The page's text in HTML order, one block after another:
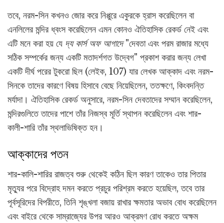
তবে, নরম-সিন কখনও জোর করে নিপ্পুরে একুরকে হ্রাস করেছিলেন বা
এনলিলের মন্দির ধ্বংস করেছিলেন এমন কোনও ঐতিহাসিক রেকর্ড নেই এবং
এটি মনে করা হয় যে দ্য কার্স অফ আগাদে"দেবতা এবং পরম রাজার মধ্যে
সঠিক সম্পর্কের জন্য একটি মতাদর্শগত উদ্বেগ" প্রকাশ করার জন্য লেখা
একটি দীর্ঘ পরের টুকরো ছিল (লেইক, 107) যার লেখক আক্কাদ এবং নরম-
সিনকে তাদের কারণে বিষয় হিসাবে বেছে নিয়েছিলেন, ততক্ষণে, কিংবদন্তি
মর্যাদা। ঐতিহাসিক রেকর্ড অনুসারে, নরম-সিন দেবতাদের সম্মান করেছিলেন,
মন্দিরগুলিতে তাদের পাশে তাঁর নিজস্ব মূর্তি স্থাপন করেছিলেন এবং শার-
কালী-শারি তাঁর স্থলাভিষিক্ত হন।
আক্কাদের পতন
শার-কালি-শারির রাজত্ব শুরু থেকেই কঠিন ছিল কারণ তাকেও তার পিতার
মৃত্যুর পরে বিদ্রোহ দমন করতে প্রচুর পরিশ্রম করতে হয়েছিল, তবে তার
পূর্বসূরিদের বিপরীতে, তিনি শৃঙ্খলা বজায় রাখার ক্ষমতার অভাব বোধ করেছিলেন
এবং বাইরে থেকে সাম্রাজ্যের উপর আরও আক্রমণ রোধ করতে অক্ষম